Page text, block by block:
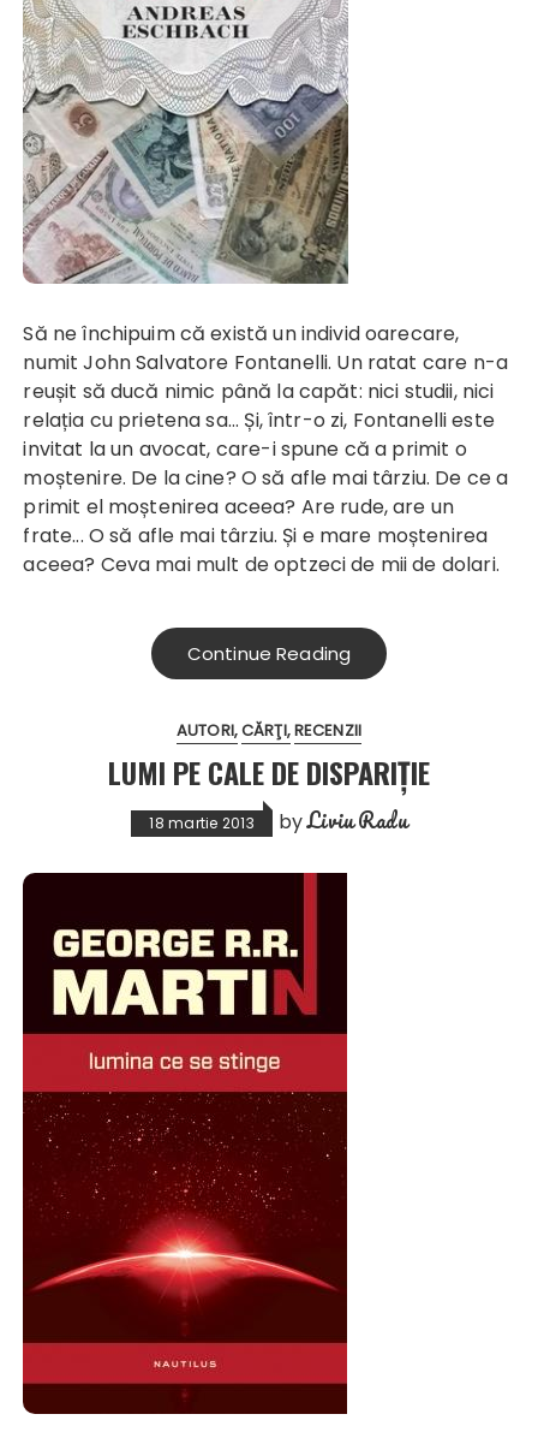
Să ne închipuim că există un individ oarecare,
numit John Salvatore Fontanelli. Un ratat care n-a
reușit să ducă nimic până la capăt: nici studii, nici
relația cu prietena sa... Și, într-o zi, Fontanelli este
invitat la un avocat, care-i spune că a primit o
moștenire. De la cine? O să afle mai târziu. De ce a
primit el moștenirea aceea? Are rude, are un
frate... O să afle mai târziu. Și e mare moștenirea
aceea? Ceva mai mult de optzeci de mii de dolari.
Continue Reading
AUTORI CĂRŢI RECENZII
LUMI PE CALE DE DISPARIŢIE
18 martie 2013 byLiviu Radu